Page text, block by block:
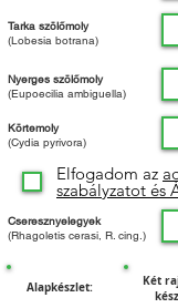
Tarka szölőmoly
(Lobesia botrana)
Nyerges szölőmoly
(Eupoecilia ambiguella)
Körtemoly
(Cydia pyrivora)
Elfogadom az
szabályzatot és
Cseresznyelegyek
(Rhagoletis cerasi, R. cing.)
Alapkészlet:
Két